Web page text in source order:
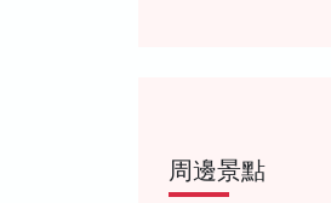
周邊景點